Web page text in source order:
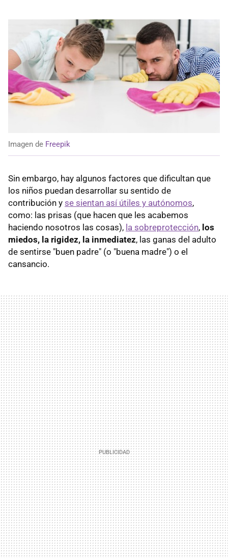
Imagen de Freepik
Sin embargo, hay algunos factores que dificultan que
los niños puedan desarrollar su sentido de
contribución y se sientan así útiles y autónomos,
como: las prisas (que hacen que les acabemos
haciendo nosotros las cosas), la sobreprotección, los
miedos, la rigidez, la inmediatez, las ganas del adulto
de sentirse "buen padre" (o "buena madre") o el
cansancio.